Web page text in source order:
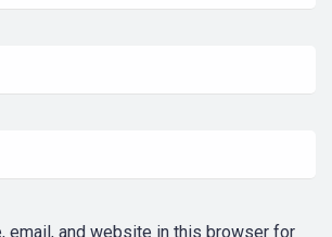
email, and website in this browser for